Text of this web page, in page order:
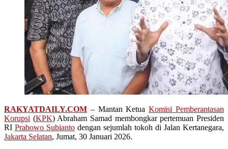
RAKYATDAILY.COM – Mantan KetuaKomisi Pemberantasan
Korupsi (KPK) Abraham Samad membongkar pertemuan Presiden
RI Prabowo Subianto dengan sejumlah tokoh di Jalan Kertanegara,
Jakarta Selatan, Jumat, 30 Januari 2026.